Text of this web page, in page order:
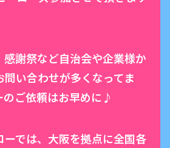
感謝祭など自治会や企業様か
い合わせが多くなってま
のご依頼はお早めに♪
では、大阪を拠点に全国各